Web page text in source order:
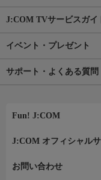
J:COM TVサービスガイ
イベント・プレゼント
サポート・よくある質問
Fun! J:COM
J:COM オフィシャルサ
お問い合わせ